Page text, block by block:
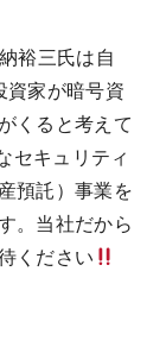
裕三氏は自
資家が暗号資
くると考えて
セキュリティ
預託）事業を
。当社だから
ください